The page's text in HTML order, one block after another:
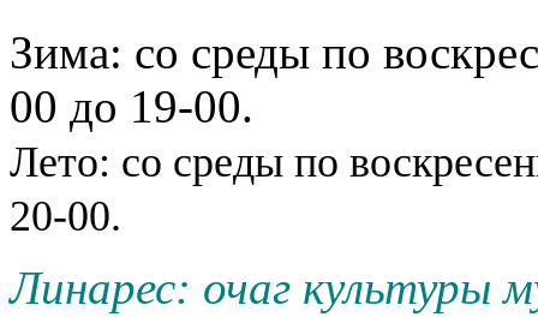
Зима: со среды по
00 до 19-00.
Лето: со среды по
20-00.
Линарес: очаг культуры